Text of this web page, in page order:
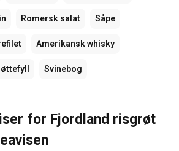
Romersk salat Såpe
Amerikansk whisky
Svinebog
for Fjordland risgrøt